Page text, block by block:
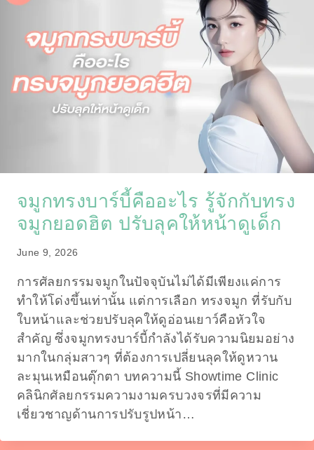
จมูกทรงบาร์บี้คืออะไร รู้จักกับทรง
จมูกยอดฮิต ปรับลุคให้หน้าดูเด็ก
June 9, 2026
การศัลยกรรมจมูกในปัจจุบันไม่ได้มีเพียงแค่การ
ทำให้โด่งขึ้นเท่านั้น แต่การเลือก ทรงจมูก ที่รับกับ
ใบหน้าและช่วยปรับลุคให้ดูอ่อนเยาว์คือหัวใจ
สำคัญ ซึ่งจมูกทรงบาร์บี้กำลังได้รับความนิยมอย่าง
มากในกลุ่มสาวๆ ที่ต้องการเปลี่ยนลุคให้ดูหวาน
ละมุนเหมือนตุ๊กตา บทความนี้ Showtime Clinic
คลินิกศัลยกรรมความงามครบวงจรที่มีความ
เชี่ยวชาญด้านการปรับรูปหน้า…